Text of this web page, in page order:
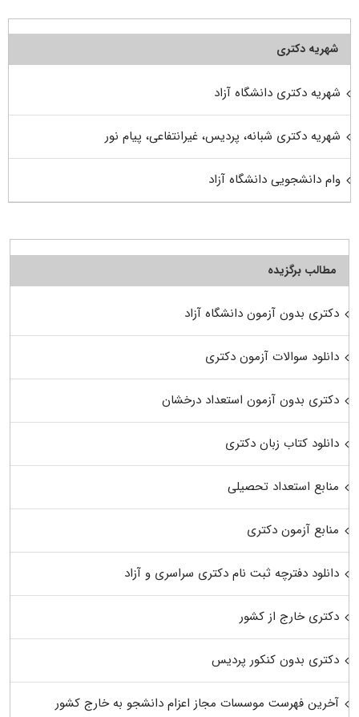
شهریه دکتری
شهریه دکتری دانشگاه آزاد
شهریه دکتری شبانه، پردیس، غیرانتفاعی، پیام نور
وام دانشجویی دانشگاه آزاد
مطالب برگزیده
دکتری بدون آزمون دانشگاه آزاد
دانلود سوالات آزمون دکتری
دکتری بدون آزمون استعداد درخشان
دانلود کتاب زبان دکتری
منابع استعداد تحصیلی
منابع آزمون دکتری
دانلود دفترچه ثبت نام دکتری سراسری و آزاد
دکتری خارج از کشور
دکتری بدون کنکور پردیس
آخرین فهرست موسسات مجاز اعزام دانشجو به خارج کشور